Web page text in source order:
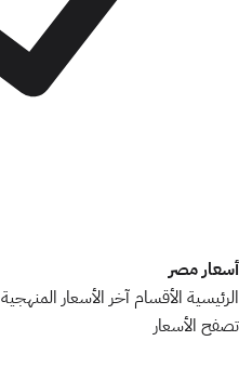
أسعار مصر
الرئيسية الأقسام آخر الأسعار المنهجية
تصفح الأسعار